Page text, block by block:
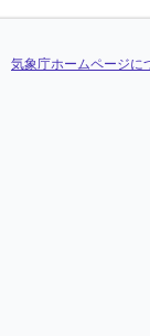
気象庁ホームページに